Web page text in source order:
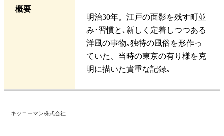
概要
明治30年。江戸の面影を残す町並
み･習慣と､新しく定着しつつある
洋風の事物｡独特の風俗を形作っ
ていた、当時の東京の有り様を克
明に描いた貴重な記録｡
キッコーマン株式会社